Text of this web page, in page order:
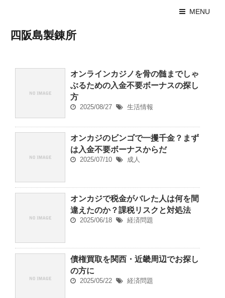
MENU
四阪島製錬所
オンラインカジノを骨の髄までしゃ
ぶるための入金不要ボーナスの探し
方
2025/08/27 生活情報
オンカジのビンゴで一攫千金？まず
は入金不要ボーナスからだ
2025/07/10 成人
オンカジで税金がバレた人は何を間
違えたのか？課税リスクと対処法
2025/06/18 経済問題
債権買取を関西・近畿周辺でお探し
の方に
2025/05/22 経済問題